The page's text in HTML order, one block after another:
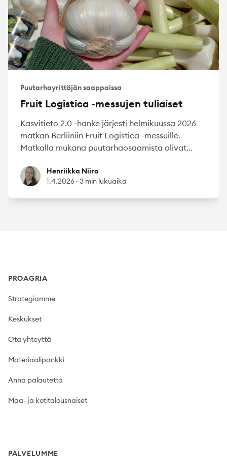
Puutarhayrittäjän saappaissa
Fruit Logistica -messujen tuliaiset
Kasvitieto 2.0 -hanke järjesti helmikuussa 2026
matkan Berliiniin Fruit Logistica -messuille.
Matkalla mukana puutarhaosaamista olivat...
Henriikka Niiro
Henriikka Niiro
1.4.2026 · 3 min lukuaika
PROAGRIA
Strategiamme
Keskukset
Ota yhteyttä
Materiaalipankki
Anna palautetta
Maa- ja kotitalousnaiset
PALVELUMME